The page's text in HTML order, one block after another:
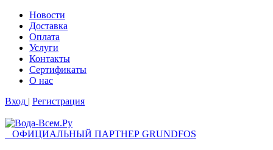
Новости
Доставка
Оплата
Услуги
Контакты
Cертификаты
О нас
Вход | Регистрация
ОФИЦИАЛЬНЫЙ ПАРТНЕР GRUNDFOS